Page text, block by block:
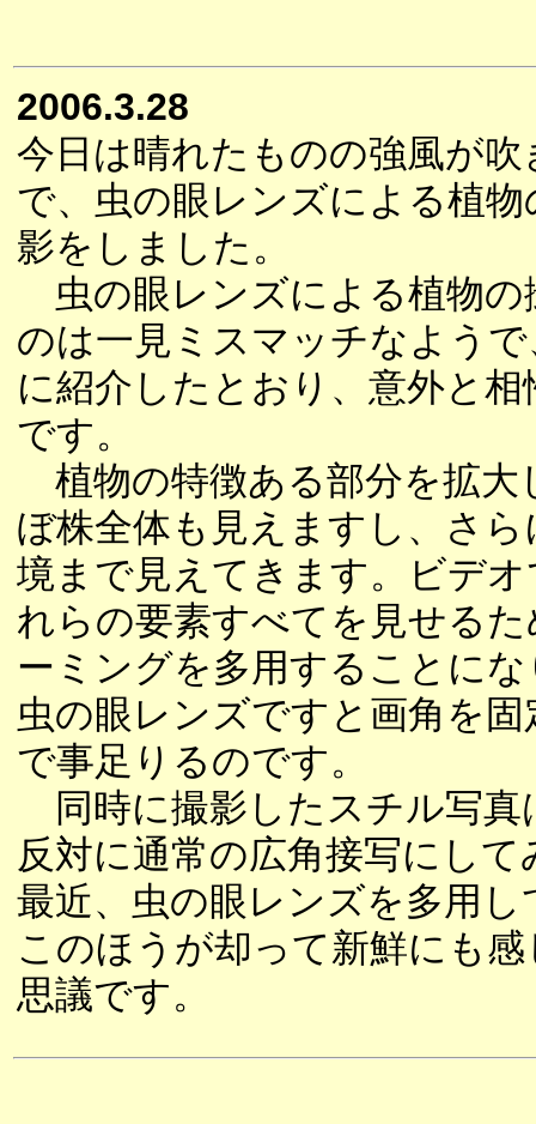
2006.3.28
今日は晴れたものの強風が吹
で、虫の眼レンズによる植
影をしました。
虫の眼レンズによる植物の
のは一見ミスマッチなよう
に紹介したとおり、意外と
です。
植物の特徴ある部分を拡大
ぼ株全体も見えますし、さら
境まで見えてきます。ビデ
れらの要素すべてを見せる
ーミングを多用することに
虫の眼レンズですと画角を
で事足りるのです。
同時に撮影したスチル写真
反対に通常の広角接写にして
最近、虫の眼レンズを多用し
このほうが却って新鮮にも
思議です。